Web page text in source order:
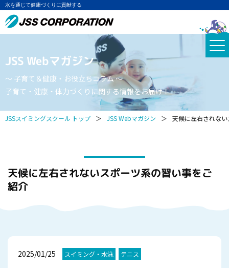
水を通じて健康づくりに貢献する
JSS Webマガジン
～ 子育て＆健康・お役立ちコラム ～
子育て・健康・体力づくりに関する情報をお届け！
JSSスイミングスクール トップ ＞ JSS Webマガジン ＞ 天候に左右されな
天候に左右されないスポーツ系の習い事をご
紹介
2025/01/25 スイミング・水泳 テニス